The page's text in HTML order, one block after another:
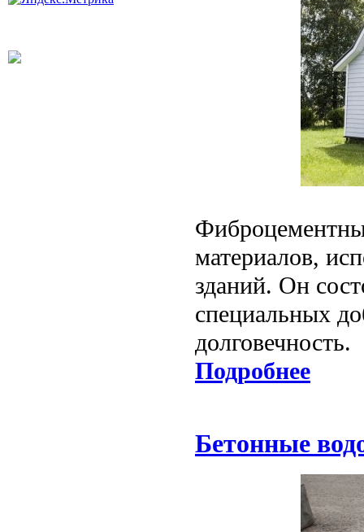
материалов,
зданий. Он
специальных
долговечность.
Подробнее
Бетонные